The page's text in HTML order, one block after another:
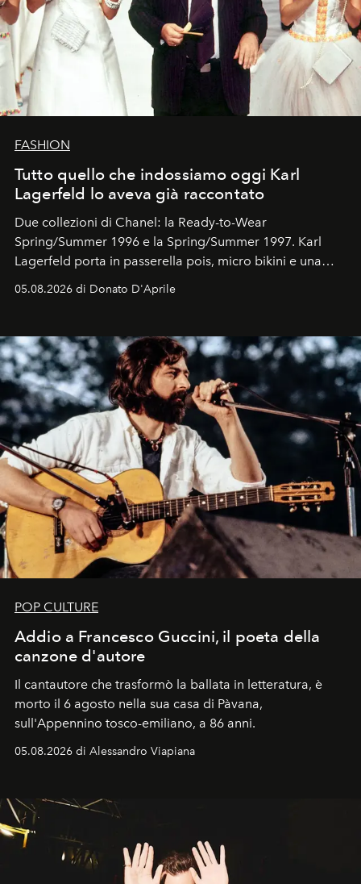
FASHION
Tutto quello che indossiamo oggi Karl
Lagerfeld lo aveva già raccontato
Due collezioni di Chanel: la Ready-to-Wear
Spring/Summer 1996 e la Spring/Summer 1997. Karl
Lagerfeld porta in passerella pois, micro bikini e una
logomania pensata per la spiaggia
Kate, Claudia e Carla una dietro l'altra. Trent'anni dopo,
uno dei documenti più contemporanei che abbiamo.
05.08.2026 di Donato D'Aprile
POP CULTURE
Addio a Francesco Guccini, il poeta della
canzone d'autore
Il cantautore che trasformò la ballata in letteratura, è
morto il 6 agosto nella sua casa di Pàvana,
sull'Appennino tosco-emiliano, a 86 anni.
05.08.2026 di Alessandro Viapiana